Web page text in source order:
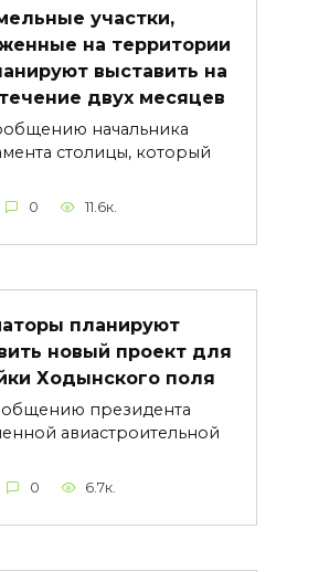
участки,
на территории
выставить на
двух месяцев
начальника
столицы, который
0 11.6к.
планируют
новый проект для
Ходынского поля
президента
авиастроительной
0 6.7к.